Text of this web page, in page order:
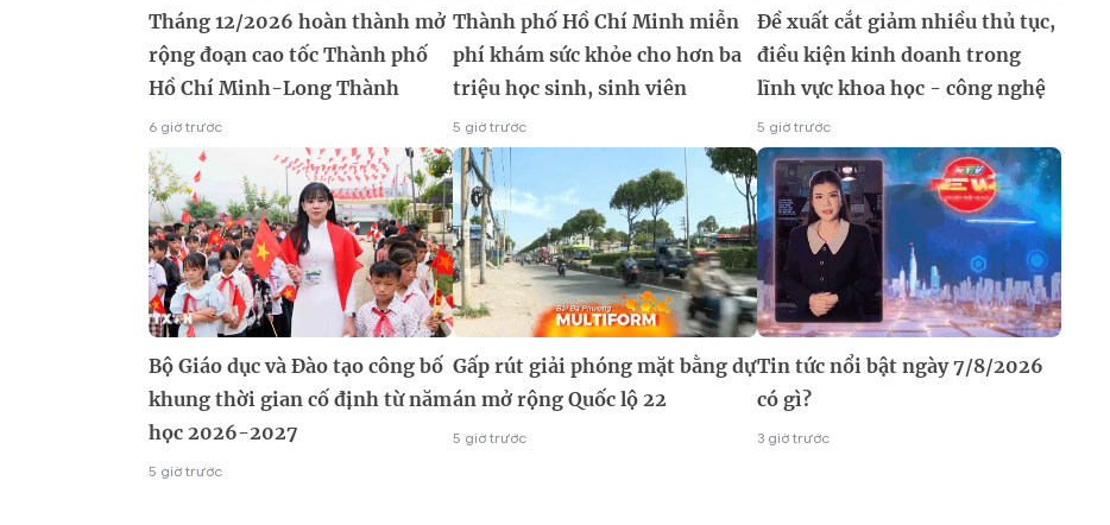
Tháng 12/2026 hoàn thành mở
rộng đoạn cao tốc Thành phố
Hồ Chí Minh-Long Thành
6 giờ trước
Thành phố Hồ Chí Minh miễn
phí khám sức khỏe cho hơn ba
triệu học sinh, sinh viên
5 giờ trước
Đề xuất cắt giảm nhiều thủ tục,
điều kiện kinh doanh trong
lĩnh vực khoa học - công nghệ
5 giờ trước
Bộ Giáo dục và Đào tạo công bố
khung thời gian cố định từ năm
học 2026-2027
5 giờ trước
Gấp rút giải phóng mặt bằng dự
án mở rộng Quốc lộ 22
5 giờ trước
Tin tức nổi bật ngày 7/8/2026
có gì?
3 giờ trước